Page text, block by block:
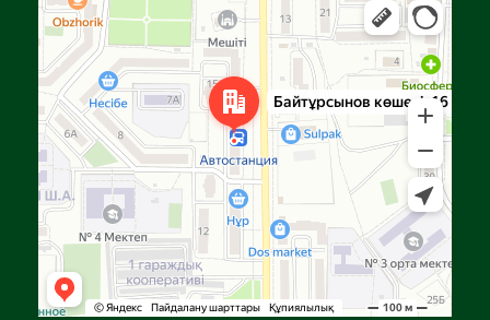
Яндекс Карталар — көлік, навигация, орындарды іздеу